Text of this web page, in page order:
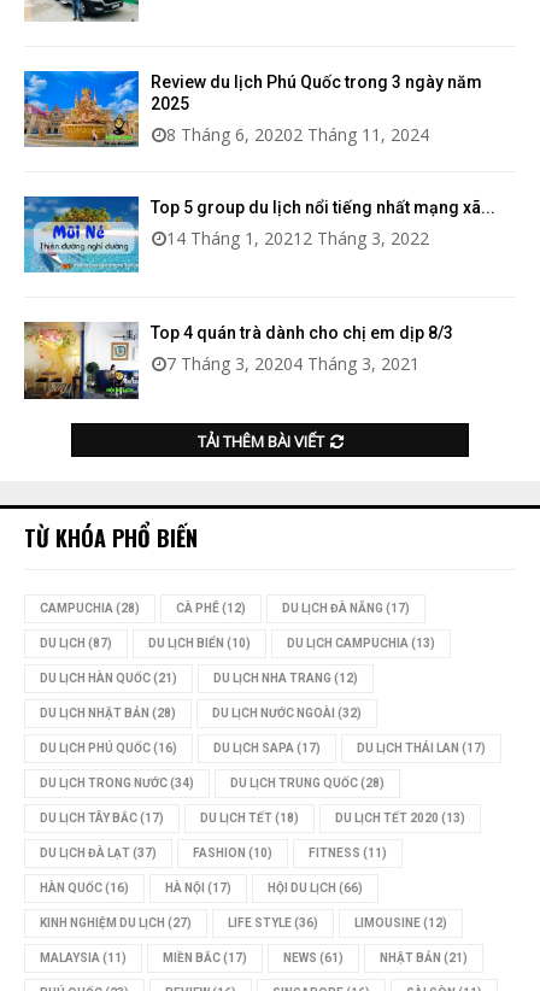
Review du lịch Phú Quốc trong 3 ngày năm
2025
8 Tháng 6, 20202 Tháng 11, 2024
Top 5 group du lịch nổi tiếng nhất mạng xã...
14 Tháng 1, 2021 2 Tháng 3, 2022
Top 4 quán trà dành cho chị em dịp 8/3
7 Tháng 3, 20204 Tháng 3, 2021
TẢI THÊM BÀI VIẾT
TỪ KHÓA PHỔ BIẾN
CAMPUCHIA (28) CÀ PHÊ(12) DU LỊCH ĐÀ NẴNG (17)
DU LỊCH (87) DU LỊCH BIỂN (10) DU LỊCH CAMPUCHIA (13)
DU LỊCH HÀN QUỐC(21) DU LỊCH NHA TRANG (12)
DU LỊCH NHẬT BẢN (28) DU LỊCH NƯỚC NGOÀI (32)
DU LỊCH PHÚ QUỐC(16) DU LỊCH SAPA (17) DU LỊCH THÁI LAN (17)
DU LỊCH TRONG NƯỚC(34) DU LỊCH TRUNG QUỐC(28)
DU LỊCH TÂY BẮC(17) DU LỊCH TẾT(18) DU LỊCH TẾT 2020 (13)
DU LỊCH ĐÀ LẠT(37) FASHION (10) FITNESS (11)
HÀN QUỐC(16) HÀ NỘI (17) HỘI DU LỊCH (66)
KINH NGHIỆM DU LỊCH (27) LIFE STYLE(36) LIMOUSINE(12)
MALAYSIA (11) MIỀN BẮC(17) NEWS (61) NHẬT BẢN (21)